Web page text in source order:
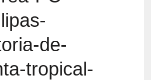
de-
tropical-